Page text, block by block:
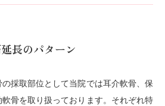
長のパターン
採取部位として当院では耳介軟骨、保
骨を取り扱っております。それぞれ特